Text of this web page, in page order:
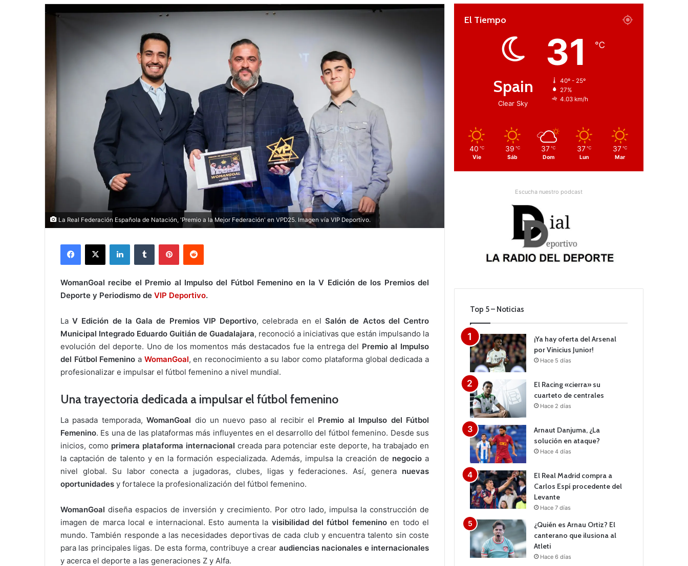
La Real Federación Española de Natación, 'Premio a la Mejor Federación' en VPD25. Imagen vía VIP Deportivo.
WomanGoal recibe el Premio al Impulso del Fútbol Femenino en la V Edición de los Premios del
Deporte y Periodismo de VIP Deportivo.
LaV Edición de la Gala de Premios VIP Deportivo, celebrada en elSalón de Actos del Centro
Municipal Integrado Eduardo Guitián de Guadalajara, reconoció a iniciativas que están impulsando la
evolución del deporte. Uno de los momentos más destacados fue la entrega del Premio al Impulso
del Fútbol Femenino a WomanGoal, en reconocimiento a su labor como plataforma global dedicada a
profesionalizar e impulsar el fútbol femenino a nivel mundial.
Una trayectoria dedicada a impulsar el fútbol femenino
La pasada temporada,WomanGoal dio un nuevo paso al recibir el Premio al Impulso del Fútbol
Femenino. Es una de las plataformas más influyentes en el desarrollo del fútbol femenino. Desde sus
inicios, como primera plataforma internacional creada para potenciar este deporte, ha trabajado en
la captación de talento y en la formación especializada. Además, impulsa la creación de negocioa
nivel global. Su labor conecta a jugadoras, clubes, ligas y federaciones. Así, genera nuevas
oportunidades y fortalece la profesionalización del fútbol femenino.
WomanGoal diseña espacios de inversión y crecimiento. Por otro lado, impulsa la construcción de
imagen de marca local e internacional. Esto aumenta la visibilidad del fútbol femeninoen todo el
mundo. También responde a las necesidades deportivas de cada club y encuentra talento sin coste
para las principales ligas. De esta forma, contribuye a crear audiencias nacionales e internacionales
y acerca el deporte a las generaciones Z y Alfa.
El Tiempo
Spain
Clear Sky
31 ℃
40º - 25º
27%
4.03 km/h
40 ℃
Vie
39 ℃
Sáb
37 ℃
Dom
37 ℃
Lun
37 ℃
Mar
Escucha nuestro podcast
Top 5 – Noticias
¡Ya hay oferta del Arsenal
por Vinicius Junior!
Hace 5 días
El Racing «cierra» su
cuarteto de centrales
Hace 2 días
Arnaut Danjuma, ¿La
solución en ataque?
Hace 4 días
El Real Madrid compra a
Carlos Espí procedente del
Levante
Hace 7 días
¿Quién es Arnau Ortiz? El
canterano que ilusiona al
Atleti
Hace 6 días